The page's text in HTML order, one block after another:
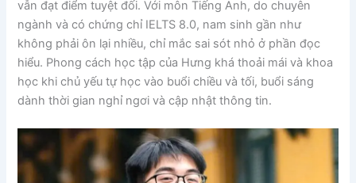
vẫn đạt điểm tuyệt đối. Với môn Tiếng Anh, do chuyên
ngành và có chứng chỉ IELTS 8.0, nam sinh gần như
không phải ôn lại nhiều, chỉ mắc sai sót nhỏ ở phần đọc
hiểu. Phong cách học tập của Hưng khá thoải mái và khoa
học khi chủ yếu tự học vào buổi chiều và tối, buổi sáng
dành thời gian nghỉ ngơi và cập nhật thông tin.